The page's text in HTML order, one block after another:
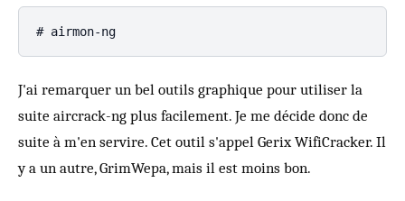
J'ai remarquer un bel outils graphique pour utiliser la
suite aircrack-ng plus facilement. Je me décide donc de
suite à m'en servire. Cet outil s'appel Gerix WifiCracker. Il
y a un autre, GrimWepa, mais il est moins bon.